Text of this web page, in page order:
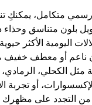
متكامل، يمكنكِ
بلون متناسق
اليومية الأكثر
ناعم أو معطف خفيف
مثل الكحلي،
أو تجربة
من التجدد على مظهرك